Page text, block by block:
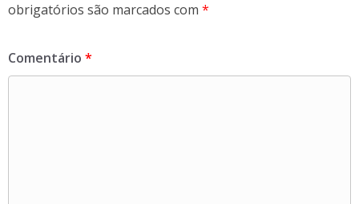
obrigatórios são marcados com *
Comentário *